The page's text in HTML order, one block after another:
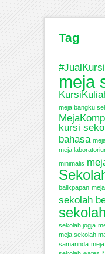
Tag
meja
meja bangku
kursi
bahasa
meja
minimalis
balikpapan
sekolah
sekolah jogja
meja sekolah
samarinda